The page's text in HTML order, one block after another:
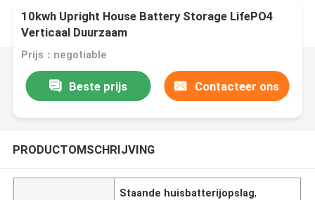
10kwh Upright House Battery Storage LifePO4
Verticaal Duurzaam
Prijs：negotiable
Beste prijs Contacteer ons
PRODUCTOMSCHRIJVING
Staande huisbatterijopslag,